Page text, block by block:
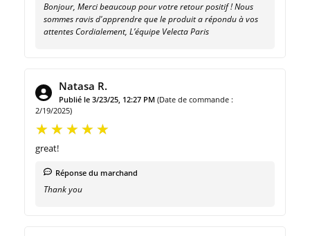
Bonjour, Merci beaucoup pour votre retour positif ! Nous
sommes ravis d'apprendre que le produit a répondu à vos
attentes Cordialement, L’équipe Velecta Paris
Natasa R.
Publié le 3/23/25, 12:27 PM (Date de commande :
2/19/2025)
great!
Réponse du marchand
Thank you